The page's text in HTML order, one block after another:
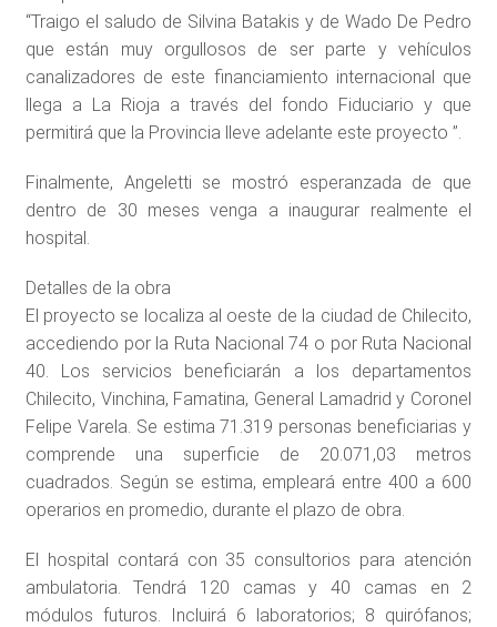
“Traigo el saludo de Silvina Batakis y de Wado De Pedro
que están muy orgullosos de ser parte y vehículos
canalizadores de este financiamiento internacional que
llega a La Rioja a través del fondo Fiduciario y que
permitirá que la Provincia lleve adelante este proyecto ”.
Finalmente, Angeletti se mostró esperanzada de que
dentro de 30 meses venga a inaugurar realmente el
hospital.
Detalles de la obra
El proyecto se localiza al oeste de la ciudad de Chilecito,
accediendo por la Ruta Nacional 74 o por Ruta Nacional
40. Los servicios beneficiarán a los departamentos
Chilecito, Vinchina, Famatina, General Lamadrid y Coronel
Felipe Varela. Se estima 71.319 personas beneficiarias y
comprende una superficie de 20.071,03 metros
cuadrados. Según se estima, empleará entre 400 a 600
operarios en promedio, durante el plazo de obra.
El hospital contará con 35 consultorios para atención
ambulatoria. Tendrá 120 camas y 40 camas en 2
módulos futuros. Incluirá 6 laboratorios; 8 quirófanos;